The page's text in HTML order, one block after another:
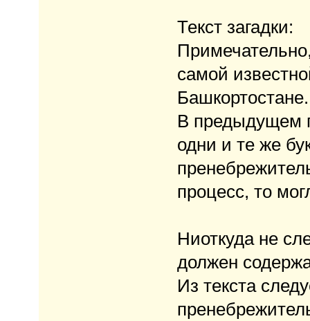
Текст загадки:
самой
Башкортостане.
В предыдущем
одни и те же
процесс, то
Ниоткуда не
должен
Из текста